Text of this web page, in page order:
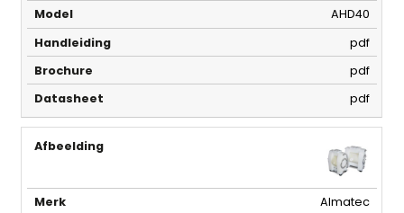
AHD40
pdf
pdf
pdf
Almatec